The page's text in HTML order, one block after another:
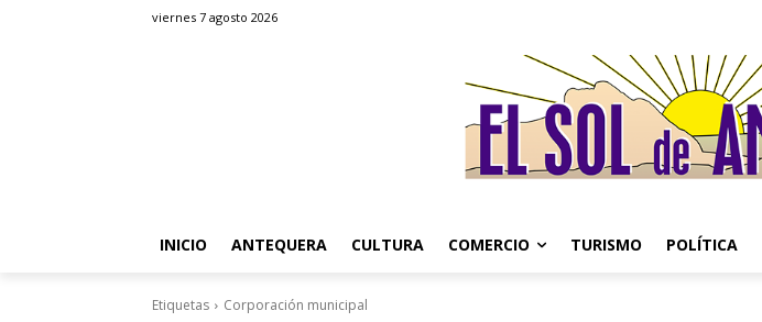
viernes 7 agosto 2026
INICIO ANTEQUERA CULTURA COMERCIO TURISMO POLÍTICA
Etiquetas Corporación municipal